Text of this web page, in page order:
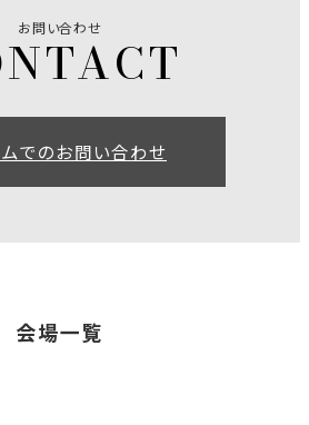
お問い合わせ
ムでのお問い合わせ
会場一覧